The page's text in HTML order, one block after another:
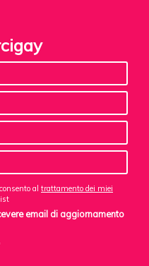
al trattamento dei miei
email di aggiornamento